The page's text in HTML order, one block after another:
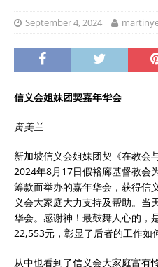
September 4, 2024
信义会姐妹团契嘉年华会
黄美兰
新加坡信义会姐妹团契《在教会
2024年8月17日假裕廊基督教会
筹款而举办的嘉年华会，获得信
义会大家庭大力支持及帮助。当
华会。感谢神！最鼓舞人心的，
22,553元，彰显了后者的工作如
从中也看到了信义会大家庭富有